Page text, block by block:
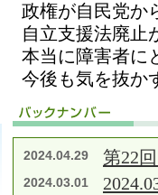
政権が自民党か
自立支援法廃止
本当に障害者に
今後も気を抜か
2024.04.29 第22
2024.03.01